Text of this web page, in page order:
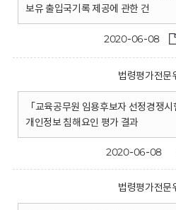
보유 출입국기록 제공에 관한 건
2020-06-08
법령평가전문
「교육공무원 임용후보자 선정경쟁
개인정보 침해요인 평가 결과
2020-06-08
법령평가전문